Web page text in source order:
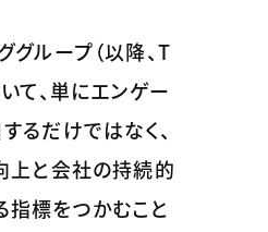
グループ（以降、T
て、単にエンゲー
るだけではなく、
上と会社の持続的
標をつかむこと